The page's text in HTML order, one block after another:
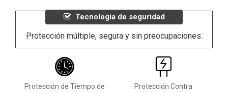
Tecnologia de seguridad
Protección múltiple, segura y sin preocupaciones.
Protección de Tiempo de
Protección Contra